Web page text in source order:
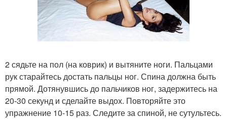
2 сядьте на пол (на коврик) и вытяните ноги. Пальцами
рук старайтесь достать пальцы ног. Спина должна быть
прямой. Дотянувшись до пальчиков ног, задержитесь на
20-30 секунд и сделайте выдох. Повторяйте это
упражнение 10-15 раз. Следите за спиной, не сутультесь.